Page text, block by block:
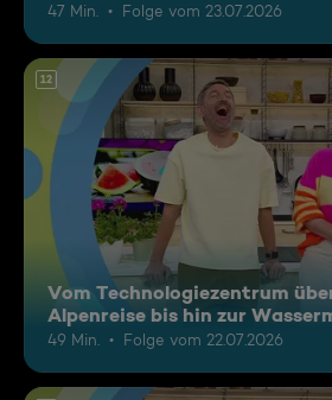
47 Min. Folge vom 23.07.2026
12
Vom Technologiezentrum
Alpenreise bis hin zur
49 Min. Folge vom 22.07.2026